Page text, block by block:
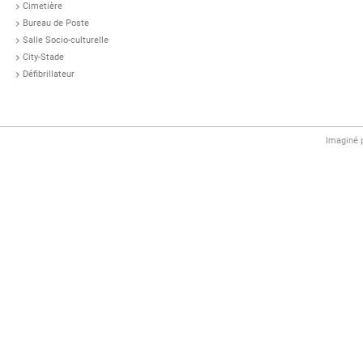
Cimetière
Bureau de Poste
Salle Socio-culturelle
City-Stade
Défibrillateur
Imaginé